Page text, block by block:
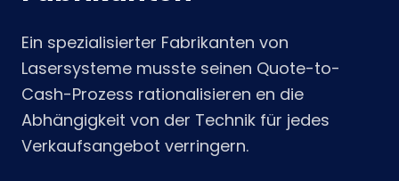
Ein spezialisierter Fabrikanten von
Lasersysteme musste seinen Quote-to-
Cash-Prozess rationalisieren en die
Abhängigkeit von der Technik für jedes
Verkaufsangebot verringern.